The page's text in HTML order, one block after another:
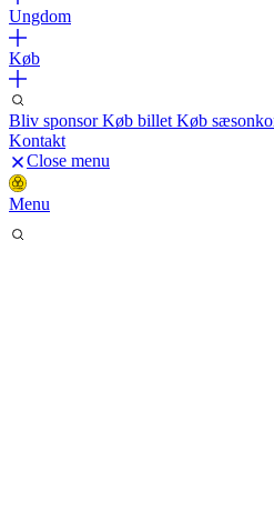
Ungdom
Køb
Bliv sponsorKøb billet Køb
Kontakt
Close menu
Menu